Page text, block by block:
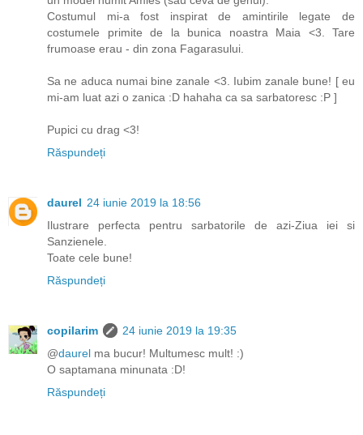
Costumul mi-a fost inspirat de amintirile legate de
costumele primite de la bunica noastra Maia <3. Tare
frumoase erau - din zona Fagarasului.
Sa ne aduca numai bine zanale <3. Iubim zanale bune! [ eu
mi-am luat azi o zanica :D hahaha ca sa sarbatoresc :P ]
Pupici cu drag <3!
Răspundeți
daurel 24 iunie 2019 la 18:56
Ilustrare perfecta pentru sarbatorile de azi-Ziua iei si
Sanzienele.
Toate cele bune!
Răspundeți
copilarim
24 iunie 2019 la 19:35
@daurel ma bucur! Multumesc mult! :)
O saptamana minunata :D!
Răspundeți